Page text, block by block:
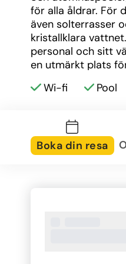
för alla åldrar. För
även solterrasser
kristallklara
personal och sitt
en utmärkt plats
Om området
Mallorcas
söker en lugn
stränder. Hotellet
Sa Comas
omgivningen
Wi-fi Pool
Boka din resa